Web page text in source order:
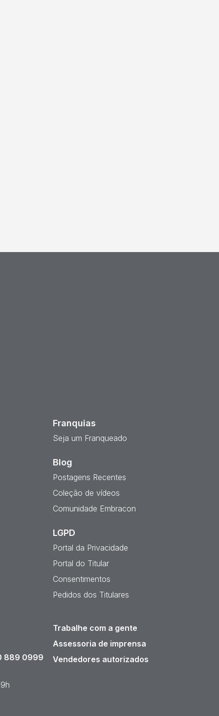
Franquias
Seja um Franqueado
Blog
Postagens Recentes
Coleção de vídeos
Comunidade Embracon
LGPD
Portal da Privacidade
Portal do Titular
Consentimentos
Pedidos dos Titulares
889 0999
Trabalhe com a gente
Assessoria de imprensa
Vendedores autorizados